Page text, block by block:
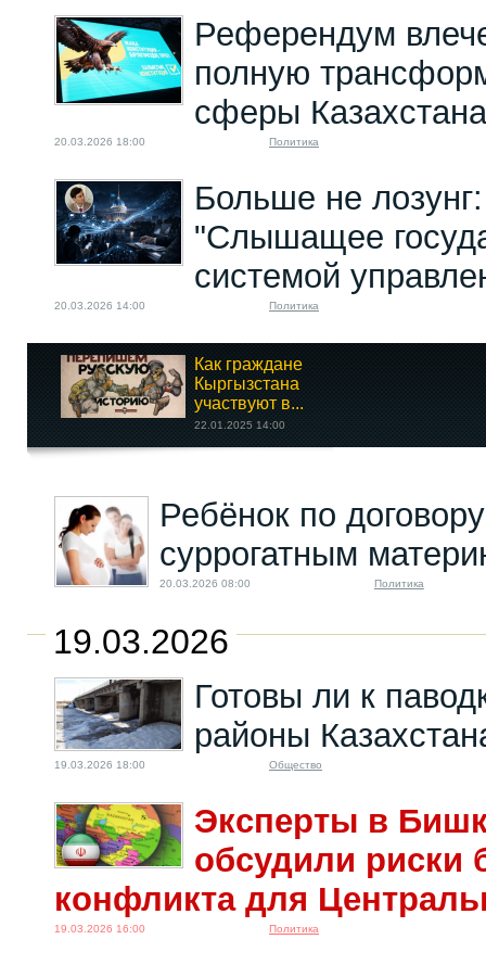
Референдум
полную
сферы Казахстана
20.03.2026 18:00 Политика
Больше не
"Слышащее
системой
20.03.2026 14:00 Политика
Как граждане
Кыргызстана
участвуют в...
22.01.2025 14:00
Добыча
редкоземельных
металлов. Рыть ли...
30.10.2025 08:00
Ребёнок по
суррогатным
20.03.2026 08:00 Политика
19.03.2026
Готовы ли к
районы
19.03.2026 18:00 Общество
Эксперты в
обсудили риски
конфликта для
19.03.2026 16:00 Политика